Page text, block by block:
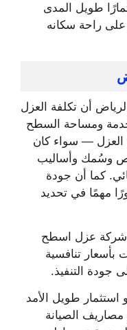
طويل المدى
راحة سكانه
أن تكلفة العزل
ومساحة السطح
العزل — سواء كان
وسُمك وأساليب
كما أن جودة
مهمًا في تحديد
شركة عزل اسطح
تنافسية
جودة التنفيذ.
استثمار طويل الأمد
الصيانة